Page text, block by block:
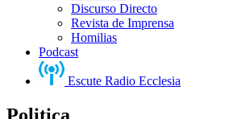
Discurso Directo
Revista de Imprensa
Homilias
Podcast
Escute Radio Ecclesia